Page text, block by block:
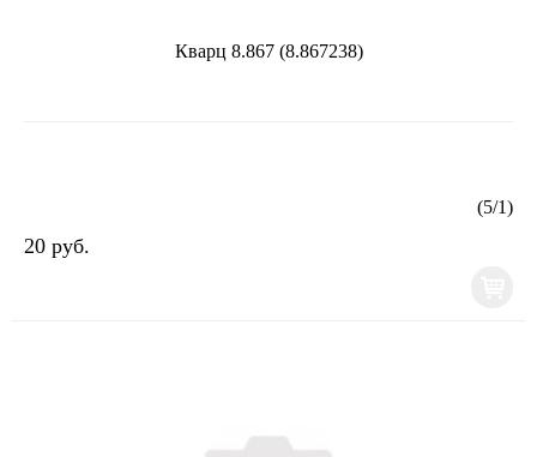
Кварц 8.867 (8.867238)
(5/1)
20 руб.